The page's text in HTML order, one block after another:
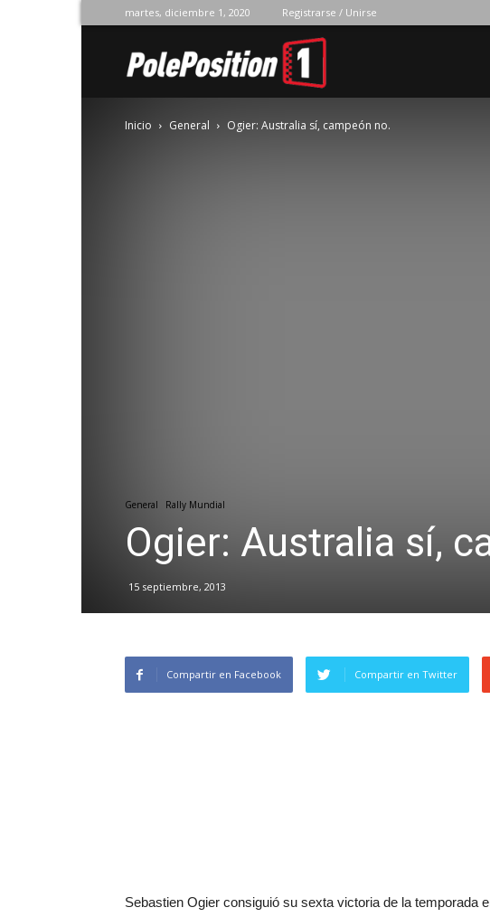
martes, diciembre 1, 2020 Registrarse / Unirse
Position
Inicio General Ogier: Australia sí, campeón no.
General Rally Mundial
Ogier: Australia sí,
15 septiembre, 2013
Compartir en Facebook Compartir en Twitter
Sebastien Ogier consiguió su sexta victoria de la temporada